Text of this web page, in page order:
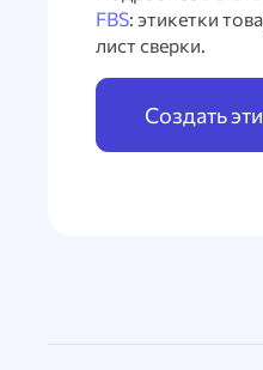
FBS: этикетки
лист сверки.
Создать